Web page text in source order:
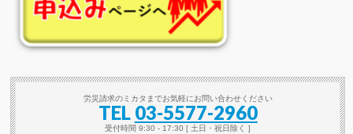
労災請求のミカタまでお気軽にお問い合わせください
TEL 03-5577-2960
受付時間 9:30 - 17:30 [ 土日・祝日除く ]